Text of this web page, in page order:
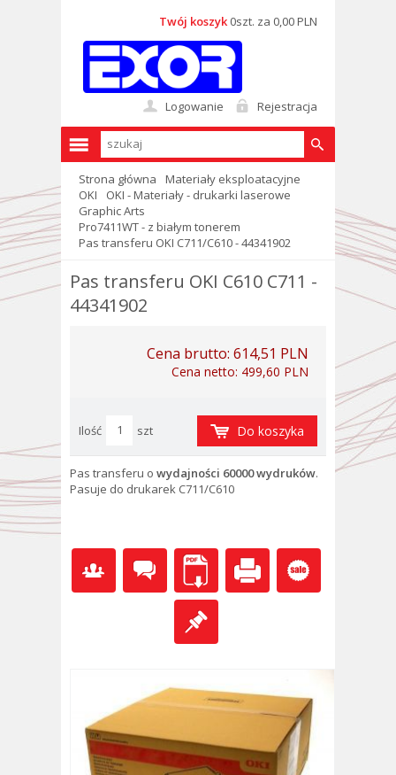
Logowanie Rejestracja
Twój koszyk 0szt. za 0,00 PLN
Strona główna
Materiały eksploatacyjne
OKI
OKI - Materiały - drukarki laserowe
Graphic Arts
Pro7411WT - z białym tonerem
Pas transferu OKI C711/C610 - 44341902
Pas transferu OKI C610 C711 -
44341902
Cena brutto: 614,51 PLN
Cena netto: 499,60 PLN
Ilość szt Do koszyka
Pas transferu o wydajności 60000 wydruków.
Pasuje do drukarek C711/C610